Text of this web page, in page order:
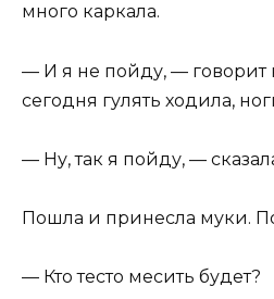
много каркала.
— И я не пойду, — говорит
сегодня гу­лять ходила,
— Ну, так я пойду, —
Пошла и принесла муки.
— Кто тесто месить будет?